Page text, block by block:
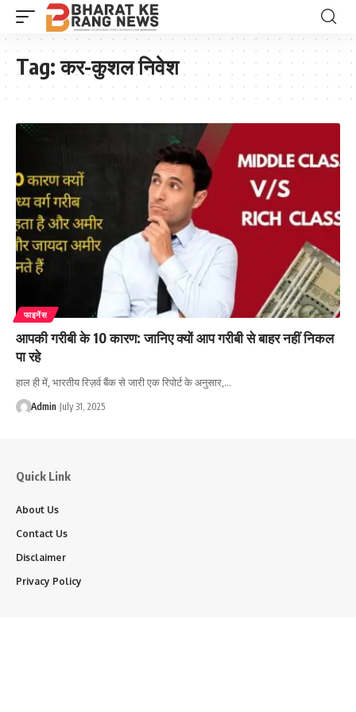
Tag:कर-कुशल निवेश
फाइनेंस
आपकी गरीबी के 10 कारण: जानिए क्यों आप गरीबी से बाहर नहीं निकल
पा रहे
हाल ही में, भारतीय रिज़र्व बैंक से जारी एक रिपोर्ट के अनुसार,…
Admin July 31, 2025
Quick Link
About Us
Contact Us
Disclaimer
Privacy Policy